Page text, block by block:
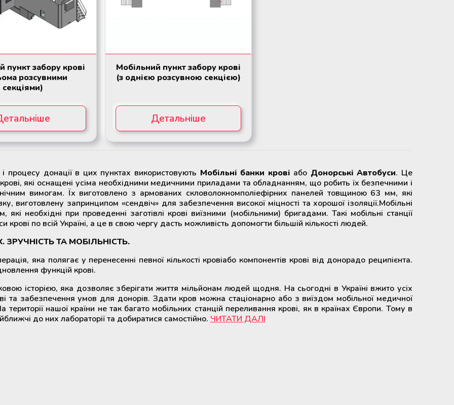
пункт забору крові
розсувними
секціями)
Мобільний пункт забору крові
(з однією розсувною секцією)
Детальніше
процесу донації в цих пунктах використовують Мобільні банки крові або Донорські Автобуси. Це
крові, які оснащені усіма необхідними медичними приладами та обладнанням, що робить їх безпечними і
вимогам. Їх виготовлено з армованих скловолокномполіефірних панелей товщиною 63 мм, які
виготовлену запринципом «сендвіч» для забезпечення високої міцності та хорошої ізоляції.Мобільні
які необхідні при проведенні заготівлі крові виїзними (мобільними) бригадами. Такі мобільні станції
по всій Україні, а це в свою чергу дасть можливість допомогти більшій кількості людей.
ТА МОБІЛЬНІСТЬ.
яка полягає у перенесенні певної кількості кровіабо компонентів крові від донорадо реципієнта.
функцій крові.
історією, яка дозволяє зберігати життя мільйонам людей щодня. На сьогодні в Україні вжито усіх
забезпечення умов для донорів. Здати кров можна стаціонарно або з виїздом мобільної медичної
нашої країни не так багато мобільних станцій переливання крові, як в країнах Європи. Тому в
до них лабораторії та добиратися самостійно. ЧИТАТИ ДАЛІ